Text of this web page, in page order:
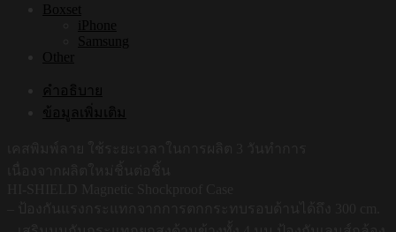
Boxset
iPhone
Samsung
Other
คำอธิบาย
ข้อมูลเพิ่มเติม